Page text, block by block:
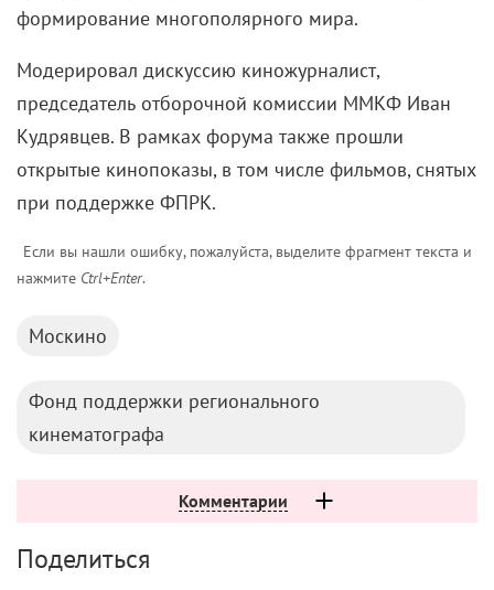
формирование многополярного мира.
Модерировал дискуссию киножурналист,
председатель отборочной комиссии ММКФ Иван
Кудрявцев. В рамках форума также прошли
открытые кинопоказы, в том числе фильмов, снятых
при поддержке ФПРК.
Если вы нашли ошибку, пожалуйста, выделите фрагмент текста и
нажмите Ctrl+Enter.
Москино
Фонд поддержки регионального
кинематографа
Комментарии
Поделиться